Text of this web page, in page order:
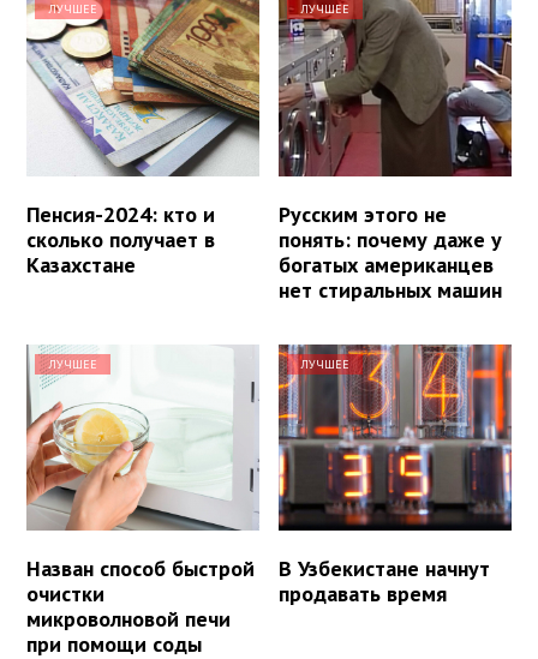
ЛУЧШЕЕ
Пенсия-2024: кто и
сколько получает в
Казахстане
ЛУЧШЕЕ
Русским этого не
понять: почему даже у
богатых американцев
нет стиральных машин
ЛУЧШЕЕ
Назван способ быстрой
очистки
микроволновой печи
при помощи соды
ЛУЧШЕЕ
В Узбекистане начнут
продавать время